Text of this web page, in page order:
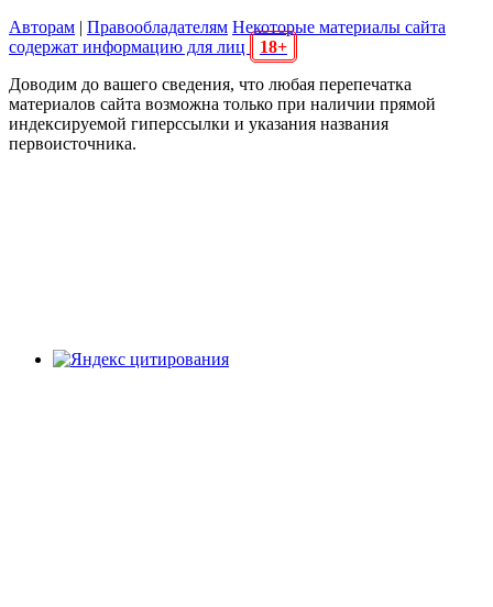
Авторам | Правообладателям Некоторые материалы сайта
содержат информацию для лиц
18+
Доводим до вашего сведения, что любая перепечатка
материалов сайта возможна только при наличии прямой
индексируемой гиперссылки и указания названия
первоисточника.